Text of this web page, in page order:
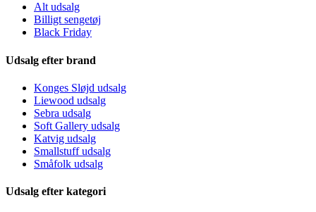
Alt udsalg
Billigt sengetøj
Black Friday
Udsalg efter brand
Konges Sløjd udsalg
Liewood udsalg
Sebra udsalg
Soft Gallery udsalg
Katvig udsalg
Smallstuff udsalg
Småfolk udsalg
Udsalg efter kategori